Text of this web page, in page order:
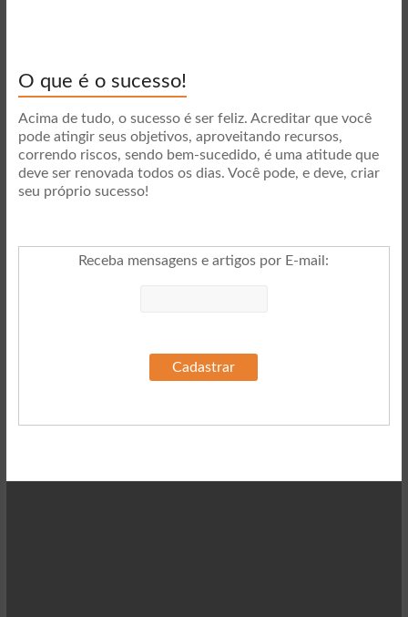
O que é o sucesso!
Acima de tudo, o sucesso é ser feliz. Acreditar que você
pode atingir seus objetivos, aproveitando recursos,
correndo riscos, sendo bem-sucedido, é uma atitude que
deve ser renovada todos os dias. Você pode, e deve, criar
seu próprio sucesso!
Receba mensagens e artigos por E-mail :